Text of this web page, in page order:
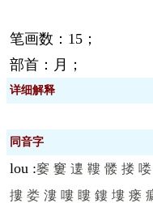
笔画数：15；
部首：月；
详细解释
同音字
lou :窭 窶 遱 鞻 髅 搂 喽
摟 娄 漊 嘍 瞜 鏤 塿 瘘